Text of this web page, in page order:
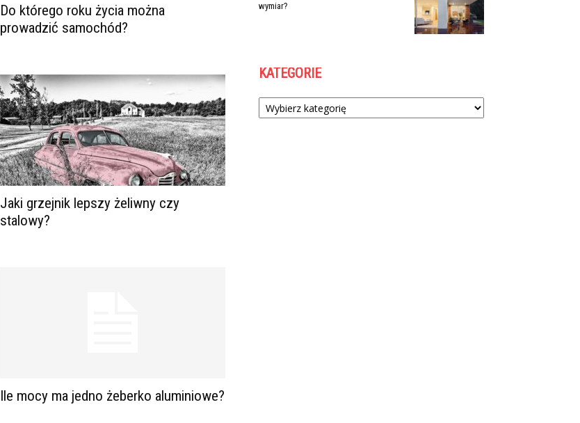
Do którego roku życia można
prowadzić samochód?
Jaki grzejnik lepszy żeliwny czy
stalowy?
Ile mocy ma jedno żeberko aluminiowe?
wymiar?
KATEGORIE
Kategorie